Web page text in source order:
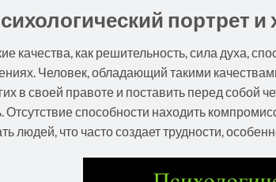
портрет и
качества, как решительность, сила духа,
Человек, обладающий такими
в своей правоте и поставить перед собой
способности находить
людей, что часто создает трудности,